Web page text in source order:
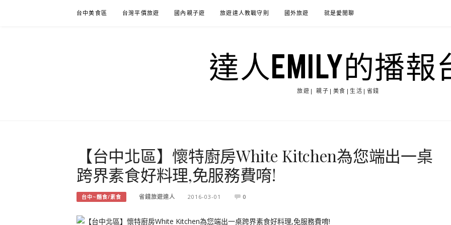
台中美食區 台灣平價旅遊 國內親子遊 旅遊達人教戰守則 國外旅遊 就是愛閒聊
達人EMILY的播報
旅遊| 親子|美食|生活|省錢
【台中北區】懷特廚房White Kitchen為您端出一桌
跨界素食好料理,免服務費唷!
台中~麵食/素食 省錢旅遊達人 2016-03-01 0